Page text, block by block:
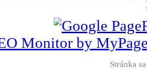
Stránka